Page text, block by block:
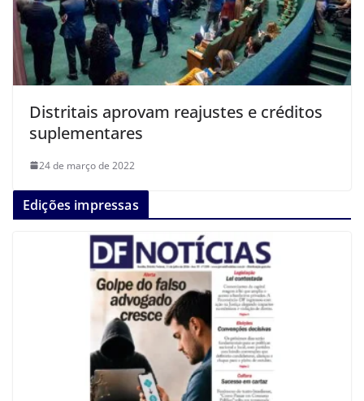
Distritais aprovam reajustes e créditos
suplementares
24 de março de 2022
Edições impressas